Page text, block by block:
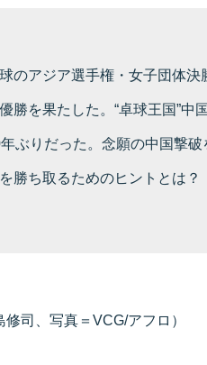
のアジア選手権・女子団体
勝を果たした。“卓球王国”
ぶりだった。念願の中国撃
勝ち取るためのヒントとは？
修司、写真＝VCG/アフロ）